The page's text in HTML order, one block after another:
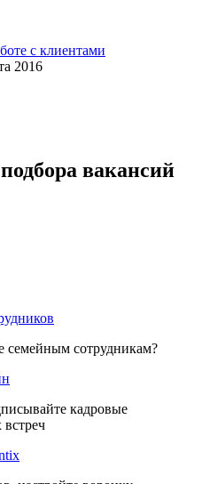
с клиентами
2016
вакансий
семейным сотрудникам?
кадровые